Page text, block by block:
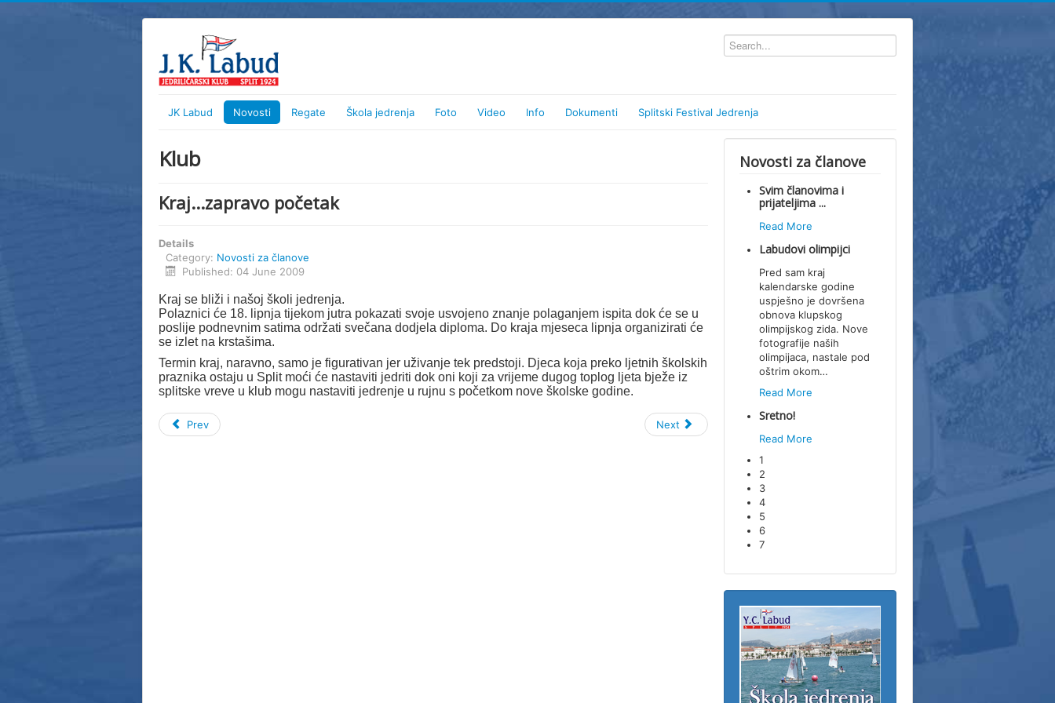
JK Labud Novosti Regate Škola jedrenja Foto Video Info Dokumenti Splitski Festival Jedrenja
Klub
Kraj...zapravo početak
Details
Category: Novosti za članove
Published: 04 June 2009
Kraj se bliži i našoj školi jedrenja.
Polaznici će 18. lipnja tijekom jutra pokazati svoje usvojeno znanje polaganjem ispita dok će se u
poslije podnevnim satima održati svečana dodjela diploma. Do kraja mjeseca lipnja organizirati će
se izlet na krstašima.
Termin kraj, naravno, samo je figurativan jer uživanje tek predstoji. Djeca koja preko ljetnih školskih
praznika ostaju u Split moći će nastaviti jedriti dok oni koji za vrijeme dugog toplog ljeta bježe iz
splitske vreve u klub mogu nastaviti jedrenje u rujnu s početkom nove školske godine.
Prev Next
Novosti za članove
Svim članovima i
prijateljima ...
Read More
Labudovi olimpijci
Pred sam kraj
kalendarske godine
uspješno je dovršena
obnova klupskog
olimpijskog zida. Nove
fotografije naših
olimpijaca, nastale pod
oštrim okom…
Read More
Sretno!
Read More
1
2
3
4
5
6
7